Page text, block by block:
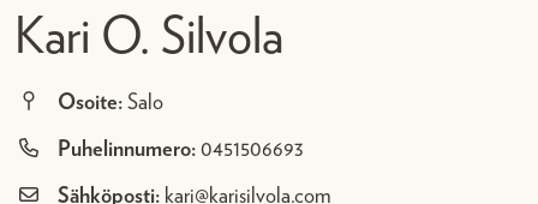
Kari O. Silvola
Osoite: Salo
Puhelinnumero: 0451506693
Sähköposti: kari@karisilvola.com